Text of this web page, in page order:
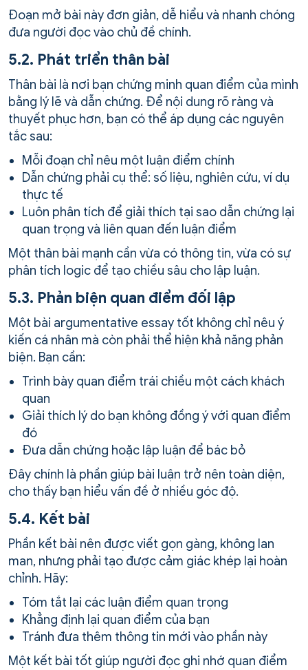
Đoạn mở bài này đơn giản, dễ hiểu và nhanh chóng
đưa người đọc vào chủ đề chính.
5.2. Phát triển thân bài
Thân bài là nơi bạn chứng minh quan điểm của mình
bằng lý lẽ và dẫn chứng. Để nội dung rõ ràng và
thuyết phục hơn, bạn có thể áp dụng các nguyên
tắc sau:
Mỗi đoạn chỉ nêu một luận điểm chính
Dẫn chứng phải cụ thể: số liệu, nghiên cứu, ví dụ
thực tế
Luôn phân tích để giải thích tại sao dẫn chứng lại
quan trọng và liên quan đến luận điểm
Một thân bài mạnh cần vừa có thông tin, vừa có sự
phân tích logic để tạo chiều sâu cho lập luận.
5.3. Phản biện quan điểm đối lập
Một bài argumentative essay tốt không chỉ nêu ý
kiến cá nhân mà còn phải thể hiện khả năng phản
biện. Bạn cần:
Trình bày quan điểm trái chiều một cách khách
quan
Giải thích lý do bạn không đồng ý với quan điểm
đó
Đưa dẫn chứng hoặc lập luận để bác bỏ
Đây chính là phần giúp bài luận trở nên toàn diện,
cho thấy bạn hiểu vấn đề ở nhiều góc độ.
5.4. Kết bài
Phần kết bài nên được viết gọn gàng, không lan
man, nhưng phải tạo được cảm giác khép lại hoàn
chỉnh. Hãy:
Tóm tắt lại các luận điểm quan trọng
Khẳng định lại quan điểm của bạn
Tránh đưa thêm thông tin mới vào phần này
Một kết bài tốt giúp người đọc ghi nhớ quan điểm